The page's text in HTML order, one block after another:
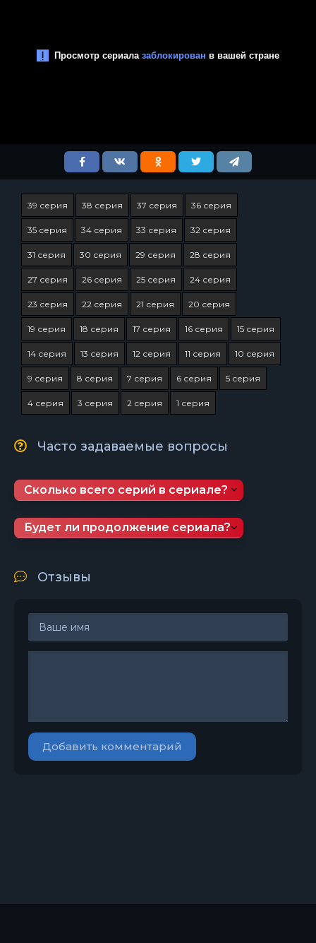
39 серия 38 серия 37 серия 36 серия
35 серия 34 серия 33 серия 32 серия
31 серия 30 серия 29 серия 28 серия
27 серия 26 серия 25 серия 24 серия
23 серия 22 серия 21 серия 20 серия
19 серия 18 серия 17 серия 16 серия 15 серия
14 серия 13 серия 12 серия 11 серия 10 серия
9 серия 8 серия 7 серия 6 серия 5 серия
4 серия 3 серия 2 серия 1 серия
Часто задаваемые вопросы
Сколько всего серий в сериале?
Будет ли продолжение сериала?
Отзывы
Добавить комментарий